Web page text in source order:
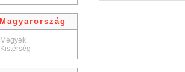
Magyarország
Megyék
Kistérség